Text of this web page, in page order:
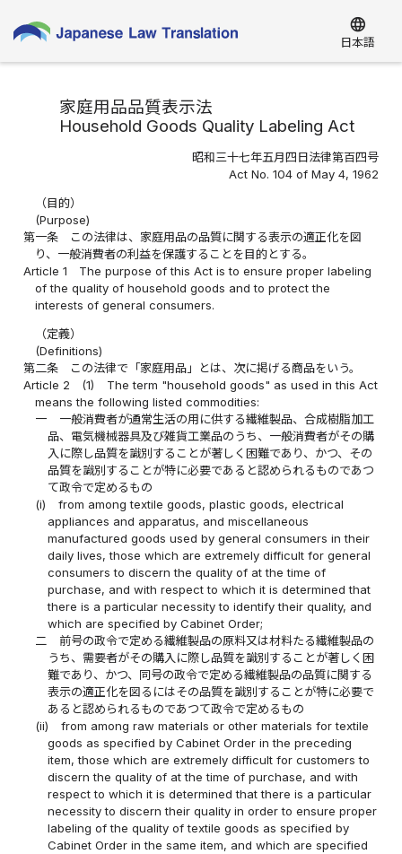
language
日本語
家庭用品品質表示法
Household Goods Quality Labeling Act
昭和三十七年五月四日法律第百四号
Act No. 104 of May 4, 1962
（目的）
(Purpose)
第一条
この法律は、家庭用品の品質に関する表示の適正化を図
り、一般消費者の利益を保護することを目的とする。
Article 1
The purpose of this Act is to ensure proper labeling
of the quality of household goods and to protect the
interests of general consumers.
（定義）
(Definitions)
第二条
この法律で「家庭用品」とは、次に掲げる商品をいう。
Article 2
(1)
The term "household goods" as used in this Act
means the following listed commodities:
一
一般消費者が通常生活の用に供する繊維製品、合成樹脂加工
品、電気機械器具及び雑貨工業品のうち、一般消費者がその購
入に際し品質を識別することが著しく困難であり、かつ、その
品質を識別することが特に必要であると認められるものであつ
て政令で定めるもの
(i)
from among textile goods, plastic goods, electrical
appliances and apparatus, and miscellaneous
manufactured goods used by general consumers in their
daily lives, those which are extremely difficult for general
consumers to discern the quality of at the time of
purchase, and with respect to which it is determined that
there is a particular necessity to identify their quality, and
which are specified by Cabinet Order;
二
前号の政令で定める繊維製品の原料又は材料たる繊維製品の
うち、需要者がその購入に際し品質を識別することが著しく困
難であり、かつ、同号の政令で定める繊維製品の品質に関する
表示の適正化を図るにはその品質を識別することが特に必要で
あると認められるものであつて政令で定めるもの
(ii)
from among raw materials or other materials for textile
goods as specified by Cabinet Order in the preceding
item, those which are extremely difficult for customers to
discern the quality of at the time of purchase, and with
respect to which it is determined that there is a particular
necessity to discern their quality in order to ensure proper
labeling of the quality of textile goods as specified by
Cabinet Order in the same item, and which are specified